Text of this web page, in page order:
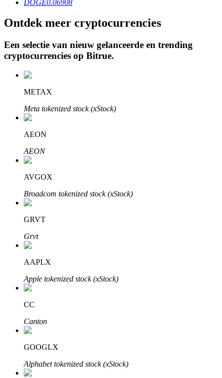
Auto Invest
Grijp langetermijnwinst en flexibele belangen
Leer staken
Meer informatie over het verdienen van passief inkomen
Bitrue
AI
Bitrue-partners
DOGE0.06908
Ontdek meer cryptocurrencies
Een selectie van nieuw gelanceerde en trending
cryptocurrencies op Bitrue.
METAX
Meta tokenized stock (xStock)
AEON
AEON
AVGOX
Broadcom tokenized stock (xStock)
GRVT
Grvt
AAPLX
Apple tokenized stock (xStock)
CC
Canton
GOOGLX
Alphabet tokenized stock (xStock)